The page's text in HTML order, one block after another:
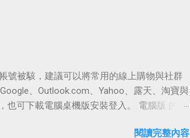
號被駭，建議可以將常用的線上購物與社群
、Outlook.com、Yahoo、露天、淘寶與
也可下載電腦桌機版安裝登入。 電腦版 的
木馬而導致帳號密碼被竊的風險。 在設定時
閱讀完整內容